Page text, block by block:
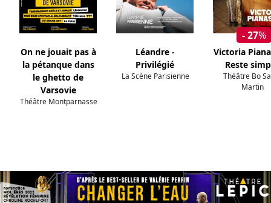
On ne jouait pas à
la pétanque dans
le ghetto de
Varsovie
Théâtre Montparnasse
Léandre -
Privilégié
La Scène Parisienne
- 27%
Victoria
Reste
Théâtre Bo
Martin